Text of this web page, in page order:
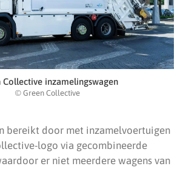
Collective inzamelingswagen
© Green Collective
bereikt door met inzamelvoertuigen
logo via gecombineerde
er niet meerdere wagens van